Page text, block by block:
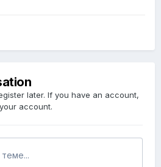
later. If you have an account,
account.